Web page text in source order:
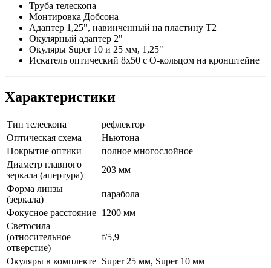
Труба телескопа
Монтировка Добсона
Адаптер 1,25", навинченный на пластину Т2
Окулярный адаптер 2"
Окуляры Super 10 и 25 мм, 1,25"
Искатель оптический 8x50 с O-кольцом на кронштейне
Характеристики
Тип телескопа
рефлектор
Оптическая схема
Ньютона
Покрытие оптики
полное многослойное
Диаметр главного
зеркала (апертура)
203 мм
Форма линзы
(зеркала)
парабола
Фокусное расстояние 1200 мм
Светосила
(относительное
отверстие)
f/5,9
Окуляры в комплекте Super 25 мм, Super 10 мм